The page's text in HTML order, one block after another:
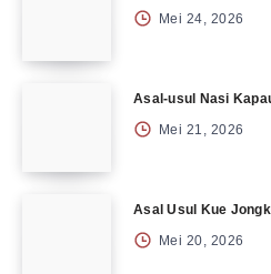
Mei 24, 2026
Asal-usul Nasi
Mei 21, 2026
Asal Usul Kue
Mei 20, 2026